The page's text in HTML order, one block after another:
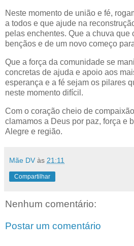
Neste momento de união e fé,
a todos e que ajude na
pelas enchentes. Que a chuva que
bençãos e de um novo começo
Que a força da comunidade se
concretas de ajuda e apoio aos
esperança e a fé sejam os pilares
neste momento difícil.
Com o coração cheio de
clamamos a Deus por paz, força e
Alegre e região.
Mãe DV às 21:11
Compartilhar
Nenhum comentário:
Postar um comentário